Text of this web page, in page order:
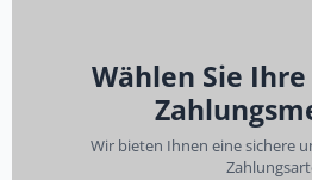
Wählen Sie
Wir bieten Ihnen eine sichere